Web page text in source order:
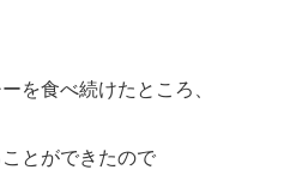
を食べ続けたところ、
とができたので